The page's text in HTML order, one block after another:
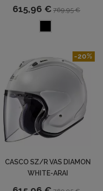
615,96 € 769,95 €
CASCO SZ/R VAS DIAMON
WHITE-ARAI
-20%